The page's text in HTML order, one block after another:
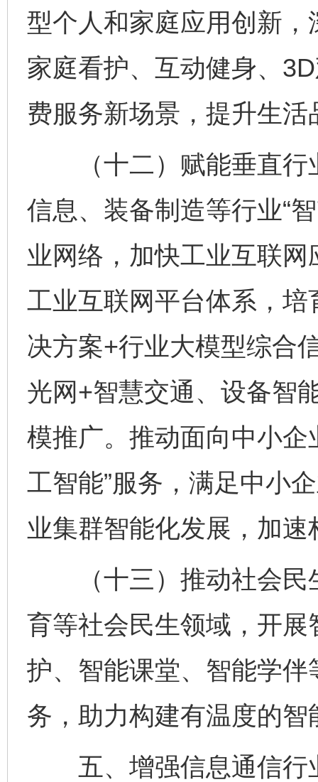
型个人和家庭应用创新
家庭看护、互动健身、
费服务新场景，提升生活
（十二）赋能垂直行
信息、装备制造等行业“
业网络，加快工业互联
工业互联网平台体系，
决方案+行业大模型综合
光网+智慧交通、设备智
模推广。推动面向中小企
工智能”服务，满足中小
业集群智能化发展，加速
（十三）推动社会民
育等社会民生领域，开
护、智能课堂、智能学
务，助力构建有温度的智
五、增强信息通信行